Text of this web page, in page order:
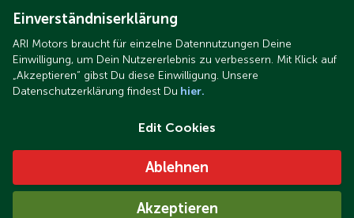
Einverständniserklärung
ARI Motors braucht für einzelne Datennutzungen Deine
Einwilligung, um Dein Nutzererlebnis zu verbessern. Mit Klick auf
„Akzeptieren“ gibst Du diese Einwilligung. Unsere
Datenschutzerklärung findest Du hier.
Edit Cookies
Ablehnen
Akzeptieren